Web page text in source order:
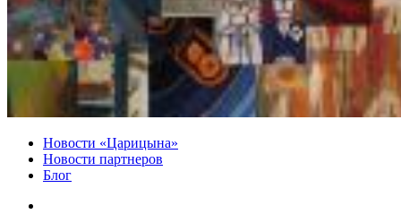
Новости «Царицына»
Новости партнеров
Блог